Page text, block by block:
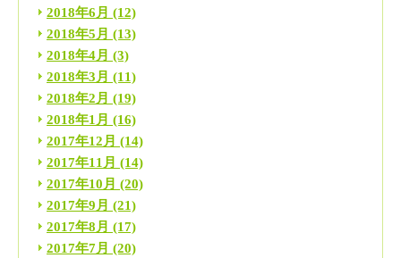
2018年6月 (12)
2018年5月 (13)
2018年4月 (3)
2018年3月 (11)
2018年2月 (19)
2018年1月 (16)
2017年12月 (14)
2017年11月 (14)
2017年10月 (20)
2017年9月 (21)
2017年8月 (17)
2017年7月 (20)